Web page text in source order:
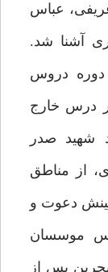
عباس
آشنا شد.
دروس
درس خارج
شهید صدر
در سال ۱۹۷۱میلادی، از مناطق
دعوت و
موسسان
پس از